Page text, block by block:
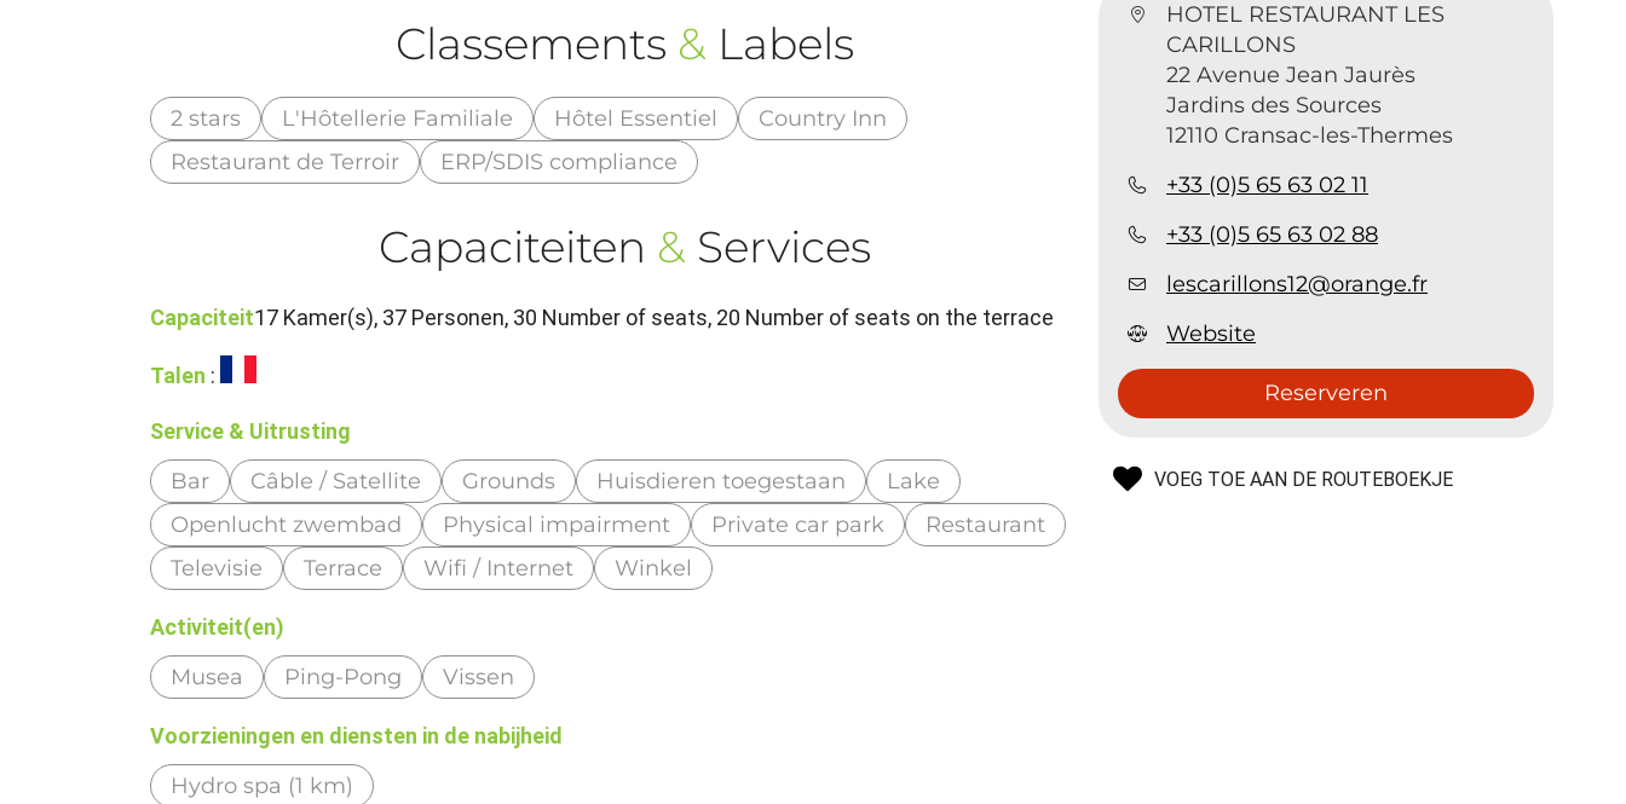
HOTEL RESTAURANT LES
CARILLONS
22 Avenue Jean Jaurès
Jardins des Sources
12110 Cransac-les-Thermes
+33 (0)5 65 63 02 11
+33 (0)5 65 63 02 88
lescarillons12@orange.fr
Website
Reserveren
VOEG TOE AAN DE ROUTEBOEKJE
Classements & Labels
2 stars L'Hôtellerie Familiale Hôtel Essentiel
Country Inn
Restaurant de Terroir
ERP/SDIS compliance
Capaciteiten & Services
Capaciteit17 Kamer(s), 37 Personen, 30 Number of seats, 20 Number of seats on the terrace
Talen :
Service & Uitrusting
Bar Câble / Satellite Grounds Huisdieren toegestaan
Lake
Openlucht zwembad
Physical impairment Private car park
Restaurant
Televisie
Terrace Wifi / Internet Winkel
Activiteit(en)
Musea Ping-Pong Vissen
Voorzieningen en diensten in de nabijheid
Hydro spa (1 km)